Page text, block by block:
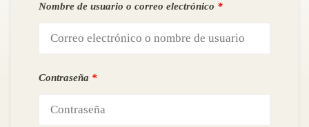
Nombre de usuario o correo electrónico *
Contraseña *